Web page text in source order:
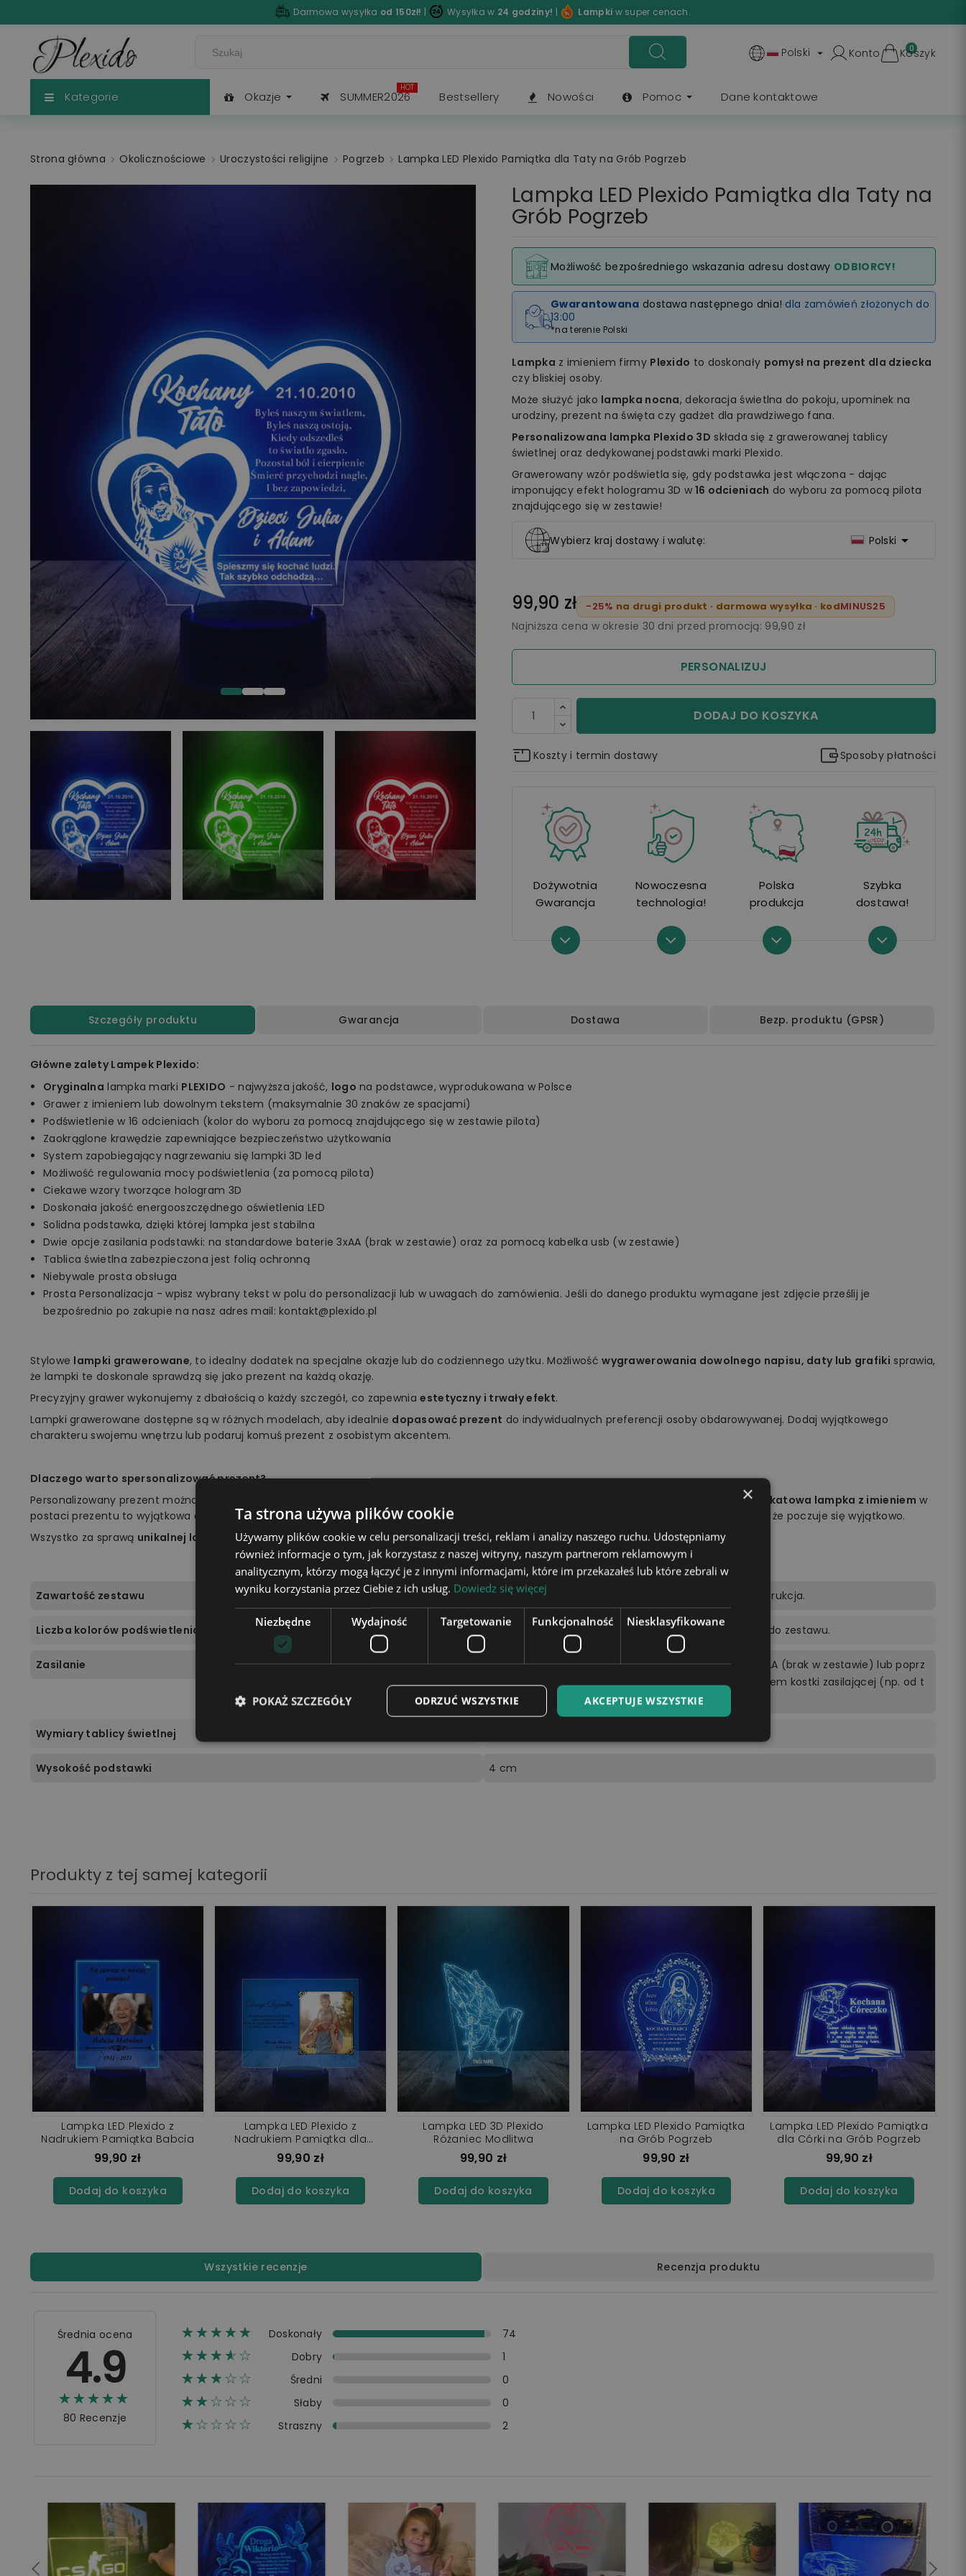
Darmowa wysyłka od 150zł! | Wysyłka w 24 godziny! | Lampki w super cenach.
Polski  Konto 0
Koszyk
Kategorie Okazje SUMMER2026
HOT
Bestsellery Nowości Pomoc Dane kontaktowe
Strona główna Okolicznościowe Uroczystości religijne Pogrzeb Lampka LED Plexido Pamiątka dla Taty na Grób Pogrzeb
Lampka LED Plexido Pamiątka dla Taty na
Grób Pogrzeb
Możliwość bezpośredniego wskazania adresu dostawy ODBIORCY!
Gwarantowana dostawa następnego dnia! dla zamówień złożonych do
13:00
*na terenie Polski
Lampka z imieniem firmy Plexido to doskonały pomysł na prezent dla dziecka
czy bliskiej osoby.
Może służyć jako lampka nocna, dekoracja świetlna do pokoju, upominek na
urodziny, prezent na święta czy gadżet dla prawdziwego fana.
Personalizowana lampka Plexido 3D składa się z grawerowanej tablicy
świetlnej oraz dedykowanej podstawki marki Plexido.
Grawerowany wzór podświetla się, gdy podstawka jest włączona - dając
imponujący efekt hologramu 3D w 16 odcieniach do wyboru za pomocą pilota
znajdującego się w zestawie!
Wybierz kraj dostawy i walutę: Polski 
99,90 zł -25% na drugi produkt · darmowa wysyłka · kodMINUS25
Najniższa cena w okresie 30 dni przed promocją: 99,90 zł
PERSONALIZUJ
DODAJ DO KOSZYKA
Koszty i termin dostawy Sposoby płatności
Dożywotnia
Gwarancja
Nowoczesna
technologia!
Polska
produkcja
Szybka
dostawa!
Szczegóły produktu Gwarancja Dostawa Bezp. produktu (GPSR)
Główne zalety Lampek Plexido:
Oryginalna lampka marki PLEXIDO - najwyższa jakość, logo na podstawce, wyprodukowana w Polsce
Grawer z imieniem lub dowolnym tekstem (maksymalnie 30 znaków ze spacjami)
Podświetlenie w 16 odcieniach (kolor do wyboru za pomocą znajdującego się w zestawie pilota)
Zaokrąglone krawędzie zapewniające bezpieczeństwo użytkowania
System zapobiegający nagrzewaniu się lampki 3D led
Możliwość regulowania mocy podświetlenia (za pomocą pilota)
Ciekawe wzory tworzące hologram 3D
Doskonała jakość energooszczędnego oświetlenia LED
Solidna podstawka, dzięki której lampka jest stabilna
Dwie opcje zasilania podstawki: na standardowe baterie 3xAA (brak w zestawie) oraz za pomocą kabelka usb (w zestawie)
Tablica świetlna zabezpieczona jest folią ochronną
Niebywale prosta obsługa
Prosta Personalizacja - wpisz wybrany tekst w polu do personalizacji lub w uwagach do zamówienia. Jeśli do danego produktu wymagane jest zdjęcie prześlij je
bezpośrednio po zakupie na nasz adres mail: kontakt@plexido.pl
Stylowe lampki grawerowane, to idealny dodatek na specjalne okazje lub do codziennego użytku. Możliwośćwygrawerowania dowolnego napisu, daty lub grafiki sprawia,
że lampki te doskonale sprawdzą się jako prezent na każdą okazję.
Precyzyjny grawer wykonujemy z dbałością o każdy szczegół, co zapewniaestetyczny i trwały efekt.
Lampki grawerowane dostępne są w różnych modelach, aby idealnie dopasować prezent do indywidualnych preferencji osoby obdarowywanej. Dodaj wyjątkowego
charakteru swojemu wnętrzu lub podaruj komuś prezent z osobistym akcentem.
Dlaczego warto spersonalizować prezent?
Personalizowany prezent można jak najlepiej dopasować do zainteresowań, upodobań, charakteru czy osobowości obdarowywanej osoby.Unikatowa lampka z imieniem w
postaci prezentu to wyjątkowa okazja, aby zrobić niespodziankę bliskiej osobie. Z pewnością wywołasz szeroki uśmiech na jej twarzy i sprawisz, że poczuje się wyjątkowo.
Wszystko za sprawą unikalnej lampki marki Plexido!
Zawartość zestawu tablica świetlna, podstawka, pilot, kabel zasilający, instrukcja.
Liczba kolorów podświetlenia 16 kolorów do wyboru za pomocą pilota dołączonego do zestawu.
Zasilanie
Podstawka zasilana jest bezprzewodowo 3 bateriami AA (brak w zestawie) lub poprz
ez podłączenie kabla zasilającego do kontaktu z użyciem kostki zasilającej (np. od t
elefonu) lub gniazda USB w laptopie.
Wymiary tablicy świetlnej
Wysokość podstawki 4 cm
Produkty z tej samej kategorii
Lampka LED Plexido z
Nadrukiem Pamiątka Babcia
99,90 zł
Dodaj do koszyka
Lampka LED Plexido z
Nadrukiem Pamiątka dla
Dziadka Pogrzeb Grób
99,90 zł
Dodaj do koszyka
Lampka LED 3D Plexido
Różaniec Modlitwa
99,90 zł
Dodaj do koszyka
Lampka LED Plexido Pamiątka
na Grób Pogrzeb
99,90 zł
Dodaj do koszyka
Lampka LED Plexido Pamiątka
dla Córki na Grób Pogrzeb
99,90 zł
Dodaj do koszyka
Wszystkie recenzje Recenzja produktu
Średnia ocena
4.9
☆☆☆☆☆
★★★★★
80 Recenzje
☆☆☆☆☆
★★★★★ Doskonały 74
☆☆☆☆☆
★★★★ Dobry 1
☆☆☆☆☆
★★★ Średni 0
☆☆☆☆☆
★★ Słaby 0
☆☆☆☆☆
★ Straszny 2
×
Ta strona używa plików cookie
Używamy plików cookie w celu personalizacji treści, reklam i analizy naszego ruchu. Udostępniamy
również informacje o tym, jak korzystasz z naszej witryny, naszym partnerom reklamowym i
analitycznym, którzy mogą łączyć je z innymi informacjami, które im przekazałeś lub które zebrali w
wyniku korzystania przez Ciebie z ich usług. Dowiedz się więcej
Niezbędne Wydajność Targetowanie Funkcjonalność Niesklasyfikowane
AKCEPTUJE WSZYSTKIE
ODRZUĆ WSZYSTKIE
POKAŻ SZCZEGÓŁY